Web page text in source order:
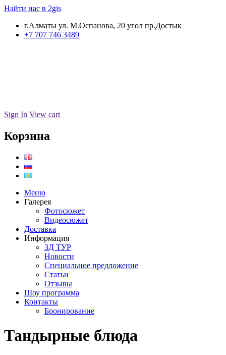
Найти нас в 2gis
г.Алматы ул. М.Оспанова, 20 угол пр.Достык
+7 707 746 3489
Sign In View cart
Корзина
Меню
Галерея
Фотосюжет
Видеосюжет
Доставка
Информация
3Д ТУР
Новости
Cпециальное предложение
Статьи
Отзывы
Шоу программа
Контакты
Бронирование
Тандырные блюда